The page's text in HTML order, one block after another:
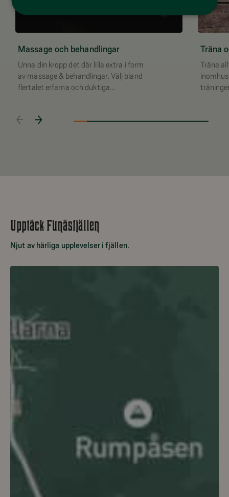
Massage och behandlingar
Unna din kropp det där lilla extra i form
av massage & behandlingar. Välj bland
flertalet erfarna och duktiga
Träna
Träna
Upptäck Funäsfjällen
Njut av härliga upplevelser i fjällen.